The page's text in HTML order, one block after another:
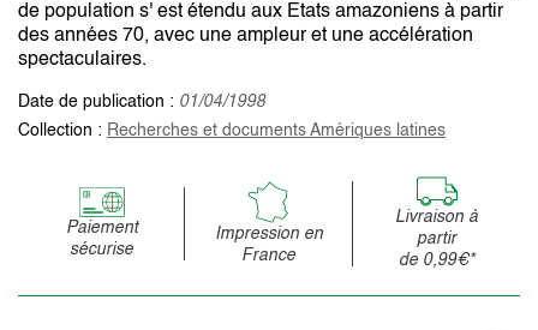
de population s' est étendu aux Etats amazoniens à partir
des années 70, avec une ampleur et une accélé­ration
spectaculaires.
Date de publication : 01/04/1998
Collection : Recherches et documents Amériques latines
Paiement
sécurise
Impression en
France
Livraison à
partir
de 0,99€*